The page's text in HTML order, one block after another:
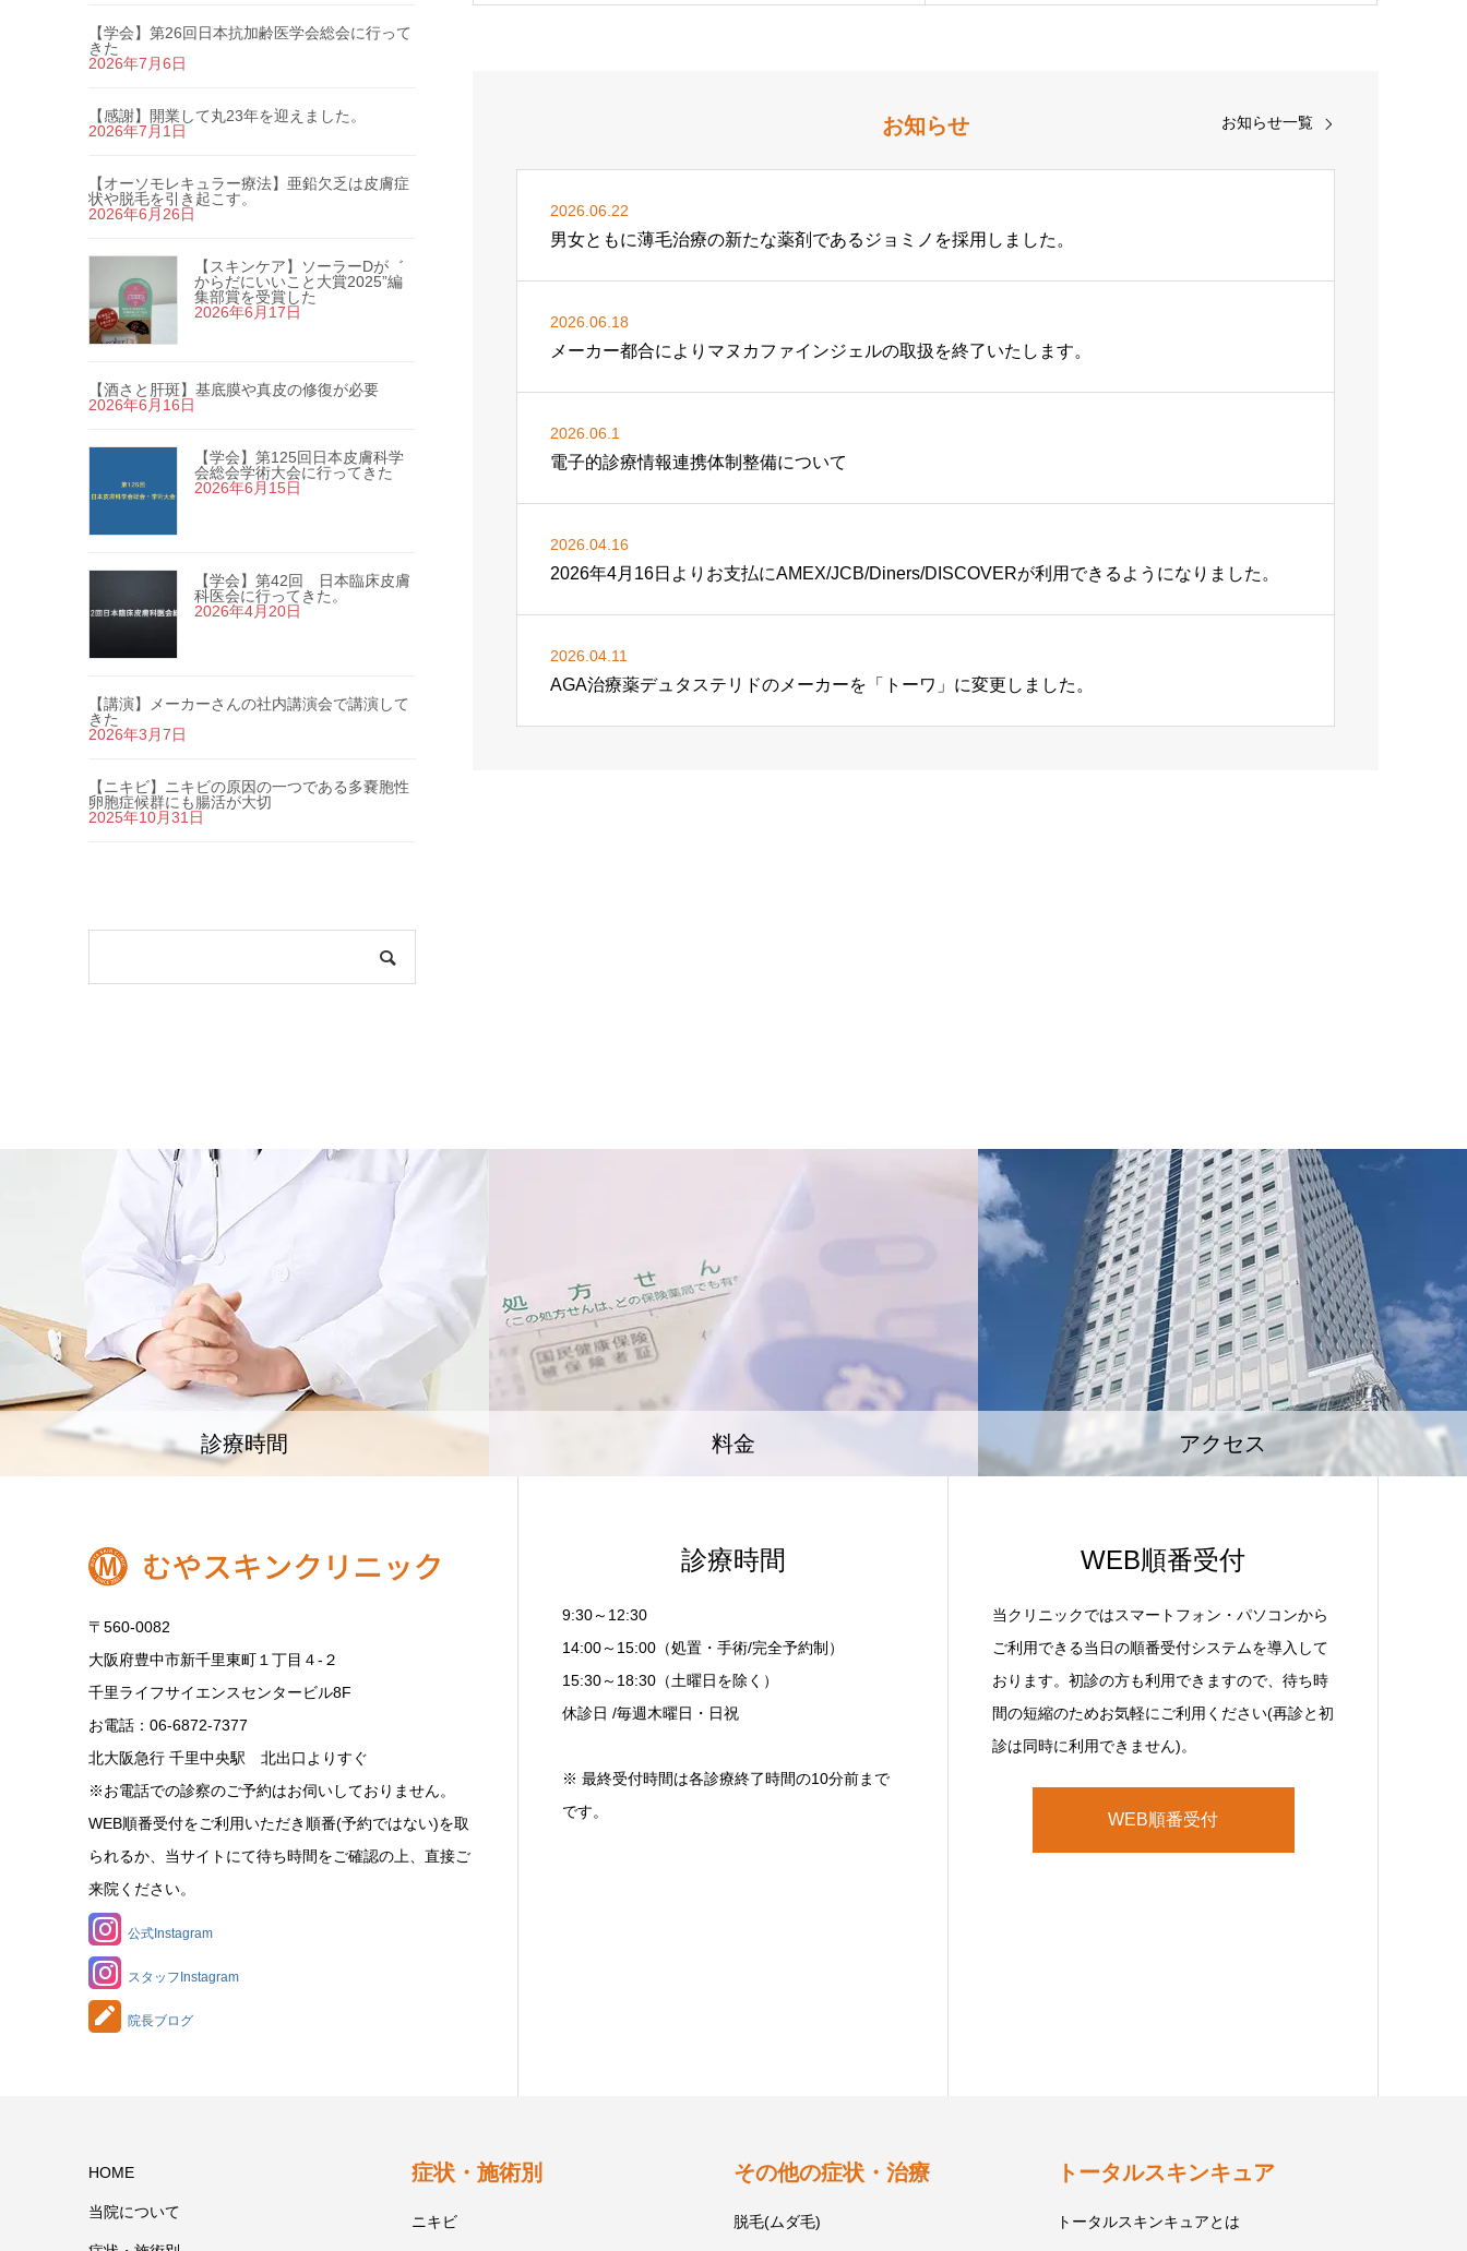
お知らせ
2026.06.22
男女ともに薄毛治療の新たな薬剤であるジョミノを採用しました。
2026.06.18
メーカー都合によりマヌカファインジェルの取扱を終了いたします。
2026.06.1
電子的診療情報連携体制整備について
2026.04.16
2026年4月16日よりお支払にAMEX/JCB/Diners/DISCOVERが利用できるようになりました。
2026.04.11
AGA治療薬デュタステリドのメーカーを「トーワ」に変更しました。
お知らせ一覧
【学会】第26回日本抗加齢医学会総会に行って
きた
2026年7月6日
【感謝】開業して丸23年を迎えました。
2026年7月1日
【オーソモレキュラー療法】亜鉛欠乏は皮膚症
状や脱毛を引き起こす。
2026年6月26日
【スキンケア】ソーラーDが゛
からだにいいこと大賞2025”編
集部賞を受賞した
2026年6月17日
【酒さと肝斑】基底膜や真皮の修復が必要
2026年6月16日
【学会】第125回日本皮膚科学
会総会学術大会に行ってきた
2026年6月15日
【学会】第42回 日本臨床皮膚
科医会に行ってきた。
2026年4月20日
【講演】メーカーさんの社内講演会で講演して
きた
2026年3月7日
【ニキビ】ニキビの原因の一つである多嚢胞性
卵胞症候群にも腸活が大切
2025年10月31日
診療時間 料金 アクセス
〒560-0082
大阪府豊中市新千里東町１丁目４‐２
千里ライフサイエンスセンタービル8F
お電話：06-6872-7377
北大阪急行 千里中央駅 北出口よりすぐ
※お電話での診察のご予約はお伺いしておりません。
WEB順番受付をご利用いただき順番(予約ではない)を取
られるか、当サイトにて待ち時間をご確認の上、直接ご
来院ください。
公式Instagram
スタッフInstagram
院長ブログ
診療時間
9:30～12:30
14:00～15:00（処置・手術/完全予約制）
15:30～18:30（土曜日を除く）
休診日 /毎週木曜日・日祝
※ 最終受付時間は各診療終了時間の10分前まで
です。
WEB順番受付
当クリニックではスマートフォン・パソコンから
ご利用できる当日の順番受付システムを導入して
おります。初診の方も利用できますので、待ち時
間の短縮のためお気軽にご利用ください(再診と初
診は同時に利用できません)。
WEB順番受付
HOME
当院について
症状・施術別
ニキビ
その他の症状・治療
脱毛(ムダ毛)
トータルスキンキュア
トータルスキンキュアとは